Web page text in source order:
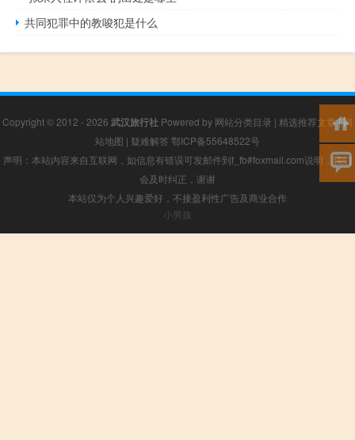
共同犯罪中的教唆犯是什么
Copyright © 2012 - 2026 武汉旅行社 Powered by 网站分类目录 | 精选推荐文章|网
站地图 | 疑难解答 鄂ICP备55648522号
声明：本站内容来自互联网，如信息有错误可发邮件到f_fb#foxmail.com说明，我们
会及时纠正，谢谢
本站仅为个人兴趣爱好，不接盈利性广告及商业合作
小男孩